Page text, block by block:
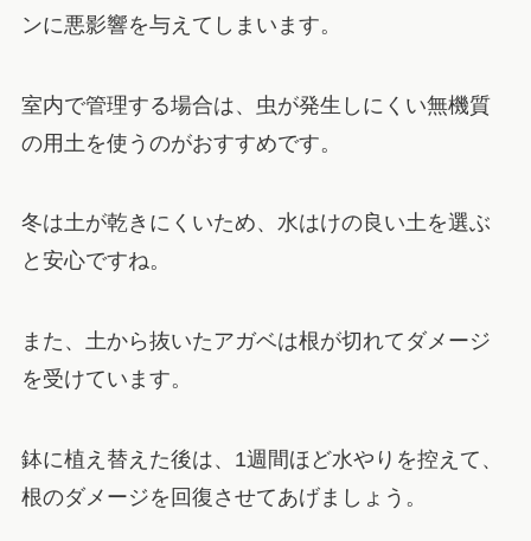
ンに悪影響を与えてしまいます。
室内で管理する場合は、虫が発生しにくい無機質
の用土を使うのがおすすめです。
冬は土が乾きにくいため、水はけの良い土を選ぶ
と安心ですね。
また、土から抜いたアガベは根が切れてダメージ
を受けています。
鉢に植え替えた後は、1週間ほど水やりを控えて、
根のダメージを回復させてあげましょう。